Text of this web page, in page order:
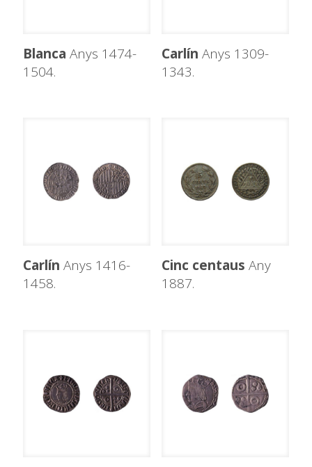
Blanca Anys 1474-
1504.
Carlín Anys 1309-
1343.
Carlín Anys 1416-
1458.
Cinc centaus Any
1887.